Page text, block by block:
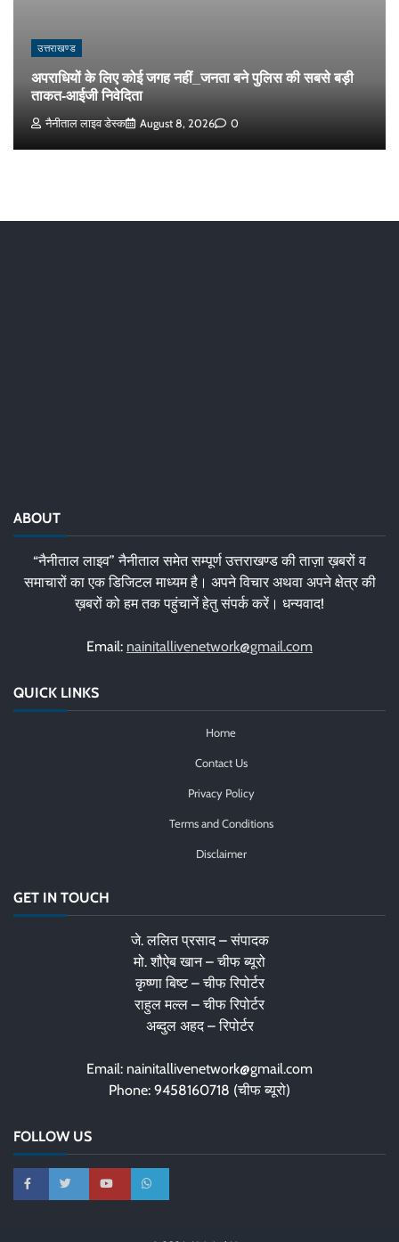
उत्तराखण्ड
अपराधियों के लिए कोई जगह नहीं_जनता बने पुलिस की सबसे बड़ी
ताकत-आईजी निवेदिता
नैनीताल लाइव डेस्क August 8, 2026 0
ABOUT
“नैनीताल लाइव” नैनीताल समेत सम्पूर्ण उत्तराखण्ड की ताज़ा ख़बरों व
समाचारों का एक डिजिटल माध्यम है। अपने विचार अथवा अपने क्षेत्र की
ख़बरों को हम तक पहुंचानें हेतु संपर्क करें। धन्यवाद!
Email: nainitallivenetwork@gmail.com
QUICK LINKS
Home
Contact Us
Privacy Policy
Terms and Conditions
Disclaimer
GET IN TOUCH
जे. ललित प्रसाद – संपादक
मो. शौऐब खान – चीफ ब्यूरो
कृष्णा बिष्ट – चीफ रिपोर्टर
राहुल मल्ल – चीफ रिपोर्टर
अब्दुल अहद – रिपोर्टर
Email: nainitallivenetwork@gmail.com
Phone: 9458160718 (चीफ ब्यूरो)
FOLLOW US